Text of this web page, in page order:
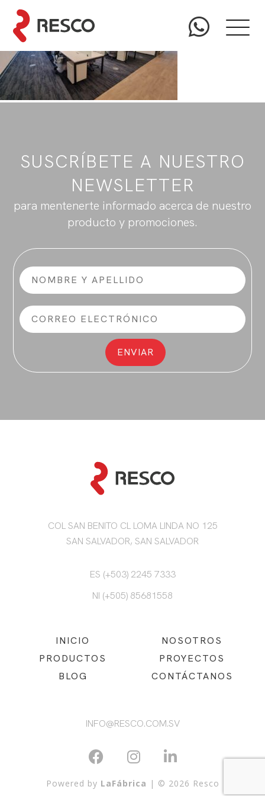
SUSCRÍBETE A NUESTRO
NEWSLETTER
para mentenerte informado acerca de nuestro
producto y promociones.
COL SAN BENITO CL LOMA LINDA NO 125
SAN SALVADOR, SAN SALVADOR
ES (+503) 2245 7333
NI (+505) 85681558
INICIO
NOSOTROS
PRODUCTOS
PROYECTOS
BLOG
CONTÁCTANOS
INFO@RESCO.COM.SV
Powered by LaFábrica | © 2026 Resco